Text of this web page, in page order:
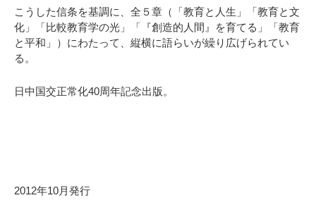
こうした信条を基調に、全５章（「教育と人生」「教育と文
化」「比較教育学の光」「『創造的人間』を育てる」「教育
と平和」）にわたって、縦横に語らいが繰り広げられてい
る。
日中国交正常化40周年記念出版。
2012年10月発行